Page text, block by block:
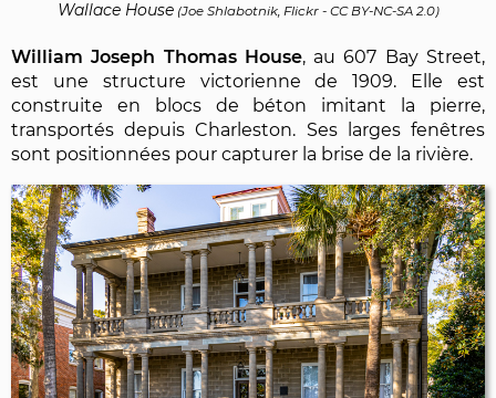
Wallace House(Joe Shlabotnik, Flickr- CC BY-NC-SA 2.0)
William Joseph Thomas House, au 607 Bay Street,
est une structure victorienne de 1909. Elle est
construite en blocs de béton imitant la pierre,
transportés depuis Charleston. Ses larges fenêtres
sont positionnées pour capturer la brise de la rivière.